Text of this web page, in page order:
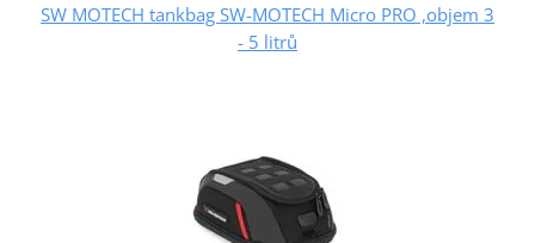
SW MOTECH tankbag SW-MOTECH Micro PRO ,objem 3
- 5 litrů